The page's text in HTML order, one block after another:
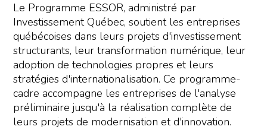
Le Programme ESSOR, administré par
Investissement Québec, soutient les entreprises
québécoises dans leurs projets d'investissement
structurants, leur transformation numérique, leur
adoption de technologies propres et leurs
stratégies d'internationalisation. Ce programme-
cadre accompagne les entreprises de l'analyse
préliminaire jusqu'à la réalisation complète de
leurs projets de modernisation et d'innovation.